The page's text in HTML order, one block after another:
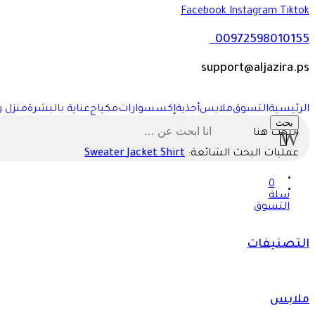
Facebook Instagram Tiktok
00972598010155
support@aljazira.ps
الرئيسيةالتسوقملابسأحذيةإكسسواراتمكياجعناية بالبشرةمنزل
البحث هنا
عمليات البحث الشائعة:
SweaterJacketShirt
بحث
0
سلة
التسوق
التصنيفات
ملابس